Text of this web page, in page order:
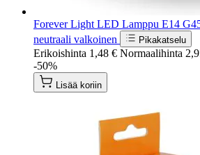
Forever Light LED Lamppu E14
neutraali valkoinen
Pikakatselu
Erikoishinta 1,48 € Normaalihinta
-50%
Lisää koriin